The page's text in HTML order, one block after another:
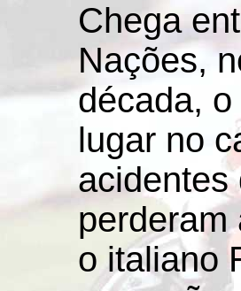
Chega
Nações,
década,
lugar no
acidentes
perderam
o italiano